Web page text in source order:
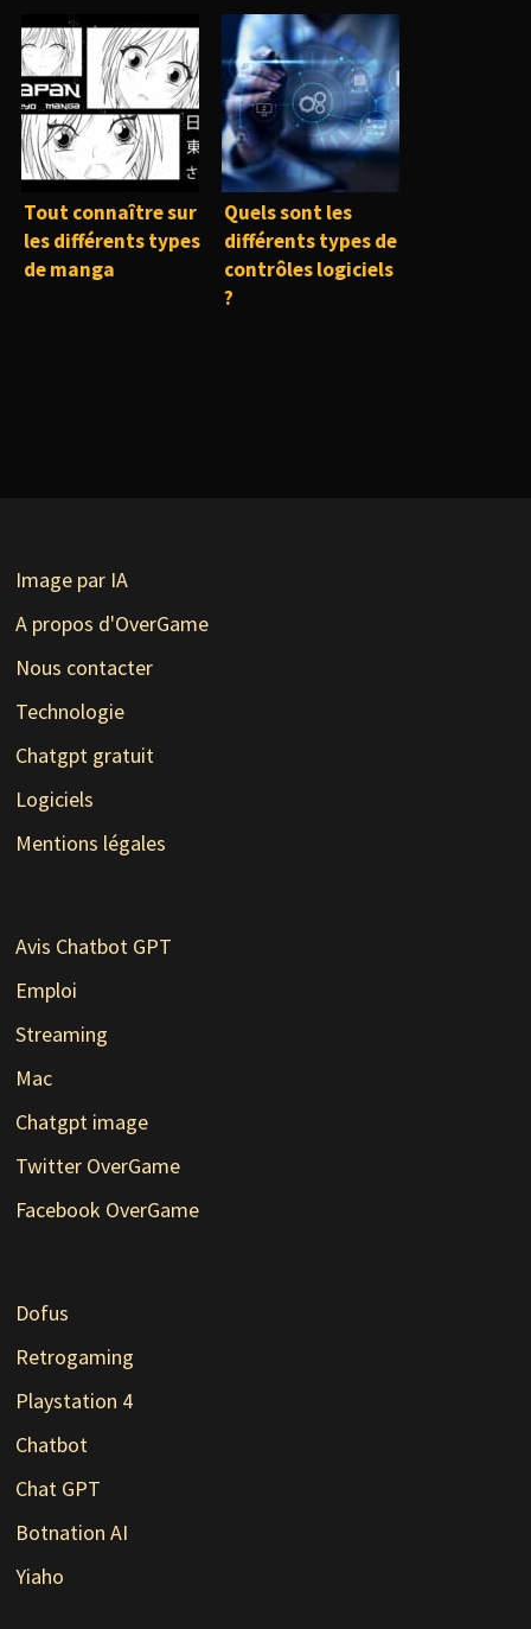
Tout connaître sur
les différents types
de manga
Quels sont les
différents types de
contrôles logiciels
?
Image par IA
A propos d'OverGame
Nous contacter
Technologie
Chatgpt gratuit
Logiciels
Mentions légales
Avis Chatbot GPT
Emploi
Streaming
Mac
Chatgpt image
Twitter OverGame
Facebook OverGame
Dofus
Retrogaming
Playstation 4
Chatbot
Chat GPT
Botnation AI
Yiaho